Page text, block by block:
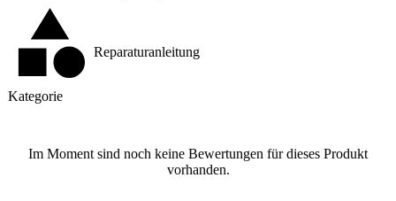
Kategorie
Reparaturanleitung
Im Moment sind noch keine Bewertungen für dieses Produkt
vorhanden.